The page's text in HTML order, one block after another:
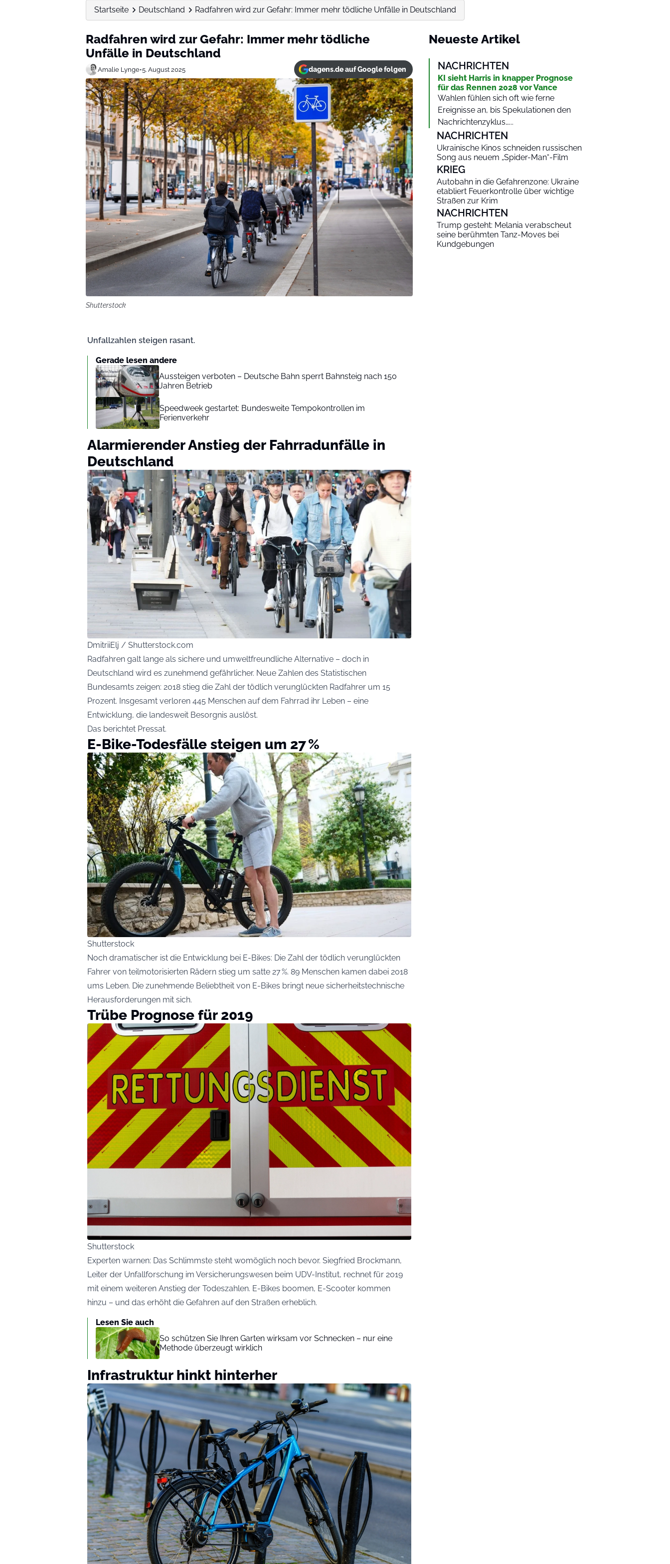
Startseite Deutschland Radfahren wird zur Gefahr: Immer mehr tödliche Unfälle in Deutschland
Radfahren wird zur Gefahr: Immer mehr tödliche
Unfälle in Deutschland
Amalie Lynge•5. August 2025 dagens.de auf Google folgen
Shutterstock
Unfallzahlen steigen rasant.
Gerade lesen andere
Aussteigen verboten – Deutsche Bahn sperrt Bahnsteig nach 150
Jahren Betrieb
Speedweek gestartet: Bundesweite Tempokontrollen im
Ferienverkehr
Alarmierender Anstieg der Fahrradunfälle in
Deutschland
DmitriiElj / Shutterstock.com
Radfahren galt lange als sichere und umweltfreundliche Alternative – doch in
Deutschland wird es zunehmend gefährlicher. Neue Zahlen des Statistischen
Bundesamts zeigen: 2018 stieg die Zahl der tödlich verunglückten Radfahrer um 15
Prozent. Insgesamt verloren 445 Menschen auf dem Fahrrad ihr Leben – eine
Entwicklung, die landesweit Besorgnis auslöst.
Das berichtet Pressat.
E-Bike-Todesfälle steigen um 27 %
Shutterstock
Noch dramatischer ist die Entwicklung bei E-Bikes: Die Zahl der tödlich verunglückten
Fahrer von teilmotorisierten Rädern stieg um satte 27 %. 89 Menschen kamen dabei 2018
ums Leben. Die zunehmende Beliebtheit von E-Bikes bringt neue sicherheitstechnische
Herausforderungen mit sich.
Trübe Prognose für 2019
Shutterstock
Experten warnen: Das Schlimmste steht womöglich noch bevor. Siegfried Brockmann,
Leiter der Unfallforschung im Versicherungswesen beim UDV-Institut, rechnet für 2019
mit einem weiteren Anstieg der Todeszahlen. E-Bikes boomen, E-Scooter kommen
hinzu – und das erhöht die Gefahren auf den Straßen erheblich.
Lesen Sie auch
So schützen Sie Ihren Garten wirksam vor Schnecken – nur eine
Methode überzeugt wirklich
Infrastruktur hinkt hinterher
Neueste Artikel
NACHRICHTEN
KI sieht Harris in knapper Prognose
für das Rennen 2028 vor Vance
Wahlen fühlen sich oft wie ferne
Ereignisse an, bis Spekulationen den
Nachrichtenzyklus…...
NACHRICHTEN
Ukrainische Kinos schneiden russischen
Song aus neuem „Spider-Man“-Film
KRIEG
Autobahn in die Gefahrenzone: Ukraine
etabliert Feuerkontrolle über wichtige
Straßen zur Krim
NACHRICHTEN
Trump gesteht: Melania verabscheut
seine berühmten Tanz-Moves bei
Kundgebungen